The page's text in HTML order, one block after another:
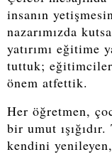
insanın
nazarımızda
yatırımı eğitime
tuttuk;
önem atfettik.
Her öğretmen,
bir umut
kendini